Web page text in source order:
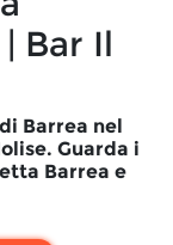
Bar Il
Barrea nel
Guarda i
Barrea e